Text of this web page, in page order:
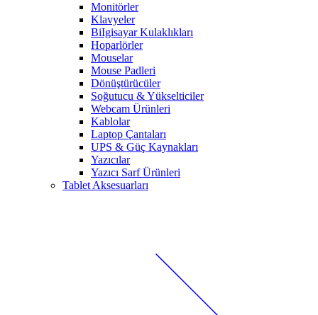
Monitörler
Klavyeler
BiIgisayar Kulaklıkları
Hoparlörler
Mouselar
Mouse Padleri
Dönüştürücüler
Soğutucu & Yükselticiler
Webcam Ürünleri
Kablolar
Laptop Çantaları
UPS & Güç Kaynakları
Yazıcılar
Yazıcı Sarf Ürünleri
Tablet Aksesuarları